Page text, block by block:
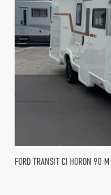
FORD TRANSIT CI HORON 90 M